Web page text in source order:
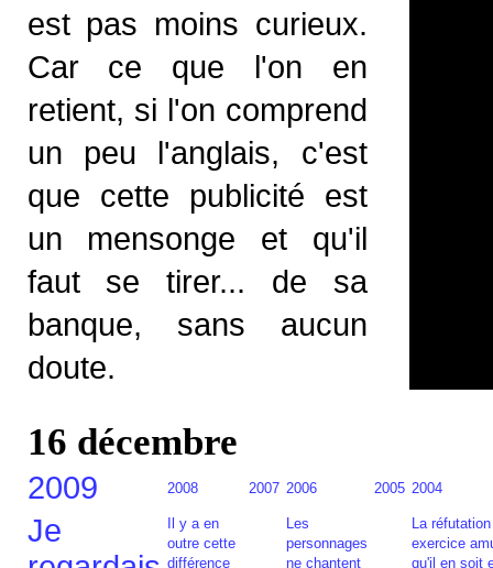
est pas moins curieux.
Car ce que l'on en
retient, si l'on comprend
un peu l'anglais, c'est
que cette publicité est
un mensonge et qu'il
faut se tirer... de sa
banque, sans aucun
doute.
16 décembre
2009 2008 2007 2006 2005 2004
Je
Il y a en
outre cette
différence
Les
personnages
ne chantent
La
exercice
qu'il en soit